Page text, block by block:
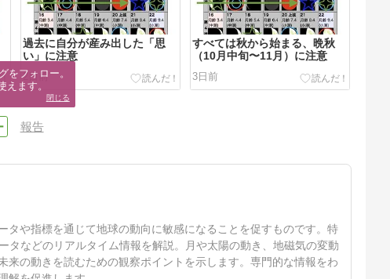
過去に自分が産み出した「思
い」に注意
2日前
すべては秋から始まる、晩秋
（10月中旬〜11月）に注意
3日前
報告
や指標を通じて地球の動向に敏感になることを促すものです。特
などのリアルタイム情報を解説。月や太陽の動き、地磁気の変動
の動きを読むための観察ポイントを示します。専門的な情報をわ
をフォロー。
えます。
閉じる